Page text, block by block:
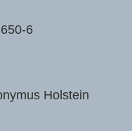
6
Holstein